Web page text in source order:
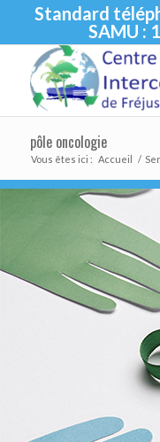
Standard
SAMU :
pôle oncologie
Vous êtes ici : Accueil /